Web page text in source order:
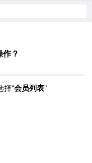
？
择“会员列表”